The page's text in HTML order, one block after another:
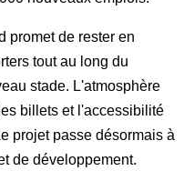
promet de rester en
tout au long du
stade. L'atmosphère
billets et l'accessibilité
projet passe désormais à
de développement.